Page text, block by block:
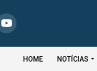
HOME NOTÍCIAS